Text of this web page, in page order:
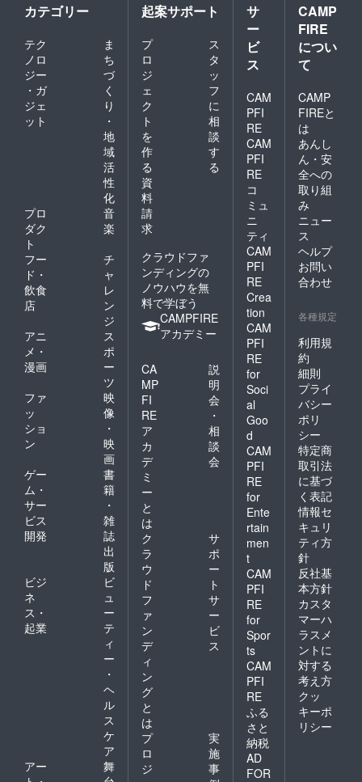
カテゴリー
テク
ノロ
ジー
・ガ
ジェ
ット
ま
ち
づ
く
り
・
地
域
活
性
化
プロ
ダク
ト
音
楽
フー
ド・
飲食
店
チ
ャ
レ
ン
ジ
アニ
メ・
漫画
ス
ポ
ー
ツ
ファ
ッ
ショ
ン
映
像
・
映
画
ゲー
ム・
サー
ビス
開発
書
籍
・
雑
誌
出
版
ビジ
ネ
ス・
起業
ビ
ュ
ー
テ
ィ
ー
・
ヘ
ル
ス
ケ
ア
アー
舞
起案サポート
プ
ロ
ジ
ェ
ク
ト
を
作
る
ス
タ
ッ
フ
に
相
談
す
る
資
料
請
求
クラウドファ
ンディングの
ノウハウを無
料で学ぼう
CAMPFIRE
アカデミー
CA
MP
FI
RE
ア
カ
デ
ミ
ー
と
は
説
明
会
・
相
談
会
ク
ラ
ウ
ド
フ
ァ
ン
デ
ィ
ン
グ
と
は
サ
ポ
ー
ト
サ
ー
ビ
ス
プ
ロ
ジ
実
施
事
サ
ー
ビ
ス
CAM
PFI
RE
CAM
PFI
RE
コ
ミュ
ニ
ティ
CAM
PFI
RE
Crea
tion
CAM
PFI
RE
for
Soci
al
Goo
d
CAM
PFI
RE
for
Ente
rtain
men
t
CAM
PFI
RE
for
Spor
ts
CAM
PFI
RE
ふる
さと
納税
AD
FOR
CAMP
FIRE
につい
て
CAMP
FIREと
は
あんし
ん・安
全への
取り組
み
ニュー
ス
ヘルプ
お問い
合わせ
各種規定
利用規
約
細則
プライ
バシー
ポリ
シー
特定商
取引法
に基づ
く表記
情報セ
キュリ
ティ方
針
反社基
本方針
カスタ
マーハ
ラスメ
ントに
対する
考え方
クッ
キーポ
リシー